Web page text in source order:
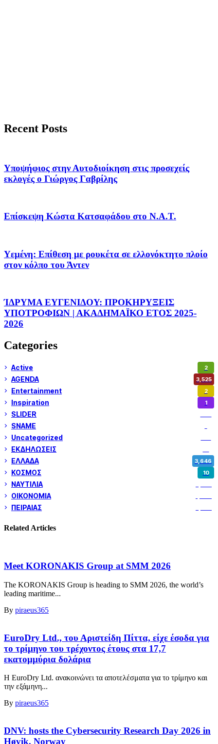
Recent Posts
Υποψήφιος στην Αυτοδιοίκηση στις προσεχείς
εκλογές ο Γιώργος Γαβρίλης
Επίσκεψη Κώστα Κατσαφάδου στο Ν.Α.Τ.
Υεμένη: Επίθεση με ρουκέτα σε ελλονόκτητο πλοίο
στον κόλπο του Άντεν
ΊΔΡΥΜΑ ΕΥΓΕΝΙΔΟΥ: ΠΡΟΚΗΡΥΞΕΙΣ
ΥΠΟΤΡΟΦΙΩΝ | ΑΚΑΔΗΜΑΪΚΟ ΕΤΟΣ 2025-
2026
Categories
Active 2
AGENDA 3,525
Entertainment 2
Inspiration 1
SLIDER
SNAME
Uncategorized
ΕΚΔΗΛΩΣΕΙΣ
ΕΛΛΑΔΑ 3,646
ΚΟΣΜΟΣ 10
ΝΑΥΤΙΛΙΑ
ΟΙΚΟΝΟΜΙΑ
ΠΕΙΡΑΙΑΣ
Related Articles
Meet KORONAKIS Group at SMM 2026
The KORONAKIS Group is heading to SMM 2026, the world’s
leading maritime...
By piraeus365
EuroDry Ltd., του Αριστείδη Πίττα, είχε έσοδα για
το τρίμηνο του τρέχοντος έτους στα 17,7
εκατομμύρια δολάρια
Η EuroDry Ltd. ανακοινώνει τα αποτελέσματα για το τρίμηνο και
την εξάμηνη...
By piraeus365
DNV: hosts the Cybersecurity Research Day 2026 in
Høvik, Norway